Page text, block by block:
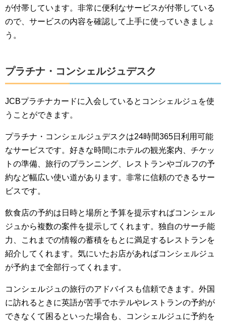
が付帯しています。非常に便利なサービスが付帯している
ので、サービスの内容を確認して上手に使っていきましょ
う。
プラチナ・コンシェルジュデスク
JCBプラチナカードに入会しているとコンシェルジュを使
うことができます。
プラチナ・コンシェルジュデスクは24時間365日利用可能
なサービスです。好きな時間にホテルの観光案内、チケッ
トの準備、旅行のプランニング、レストランやゴルフの予
約など幅広い使い道があります。非常に信頼のできるサー
ビスです。
飲食店の予約は日時と場所と予算を提示すればコンシェル
ジュから複数の案件を提示してくれます。独自のサーチ能
力、これまでの情報の蓄積をもとに満足するレストランを
紹介してくれます。気にいたお店があればコンシェルジュ
が予約まで全部行ってくれます。
コンシェルジュの旅行のアドバイスも信頼できます。外国
に訪れるときに英語が苦手でホテルやレストランの予約が
できなくて困るといった場合も、コンシェルジュに予約を